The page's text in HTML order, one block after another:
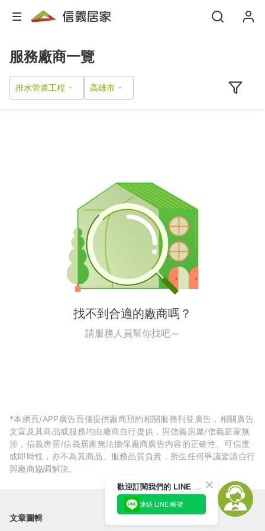
服務廠商一覽
排水管道工程
找不到合適的廠商嗎？
請服務人員幫你找吧～
*本網頁/APP廣告頁僅提供廠商預約相關服務刊登廣告，相關廣告
文宣及其商品或服務均由廠商自行提供，與信義房屋/信義居家無
涉，信義房屋/信義居家無法擔保廠商廣告內容的正確性、可信度
或即時性，亦不為其商品、服務品質負責，所生任何爭議皆請自行
與廠商協調解決。
文章圖輯
歡迎訂閱我們的 LINE 官方帳號
連結 LINE 帳號